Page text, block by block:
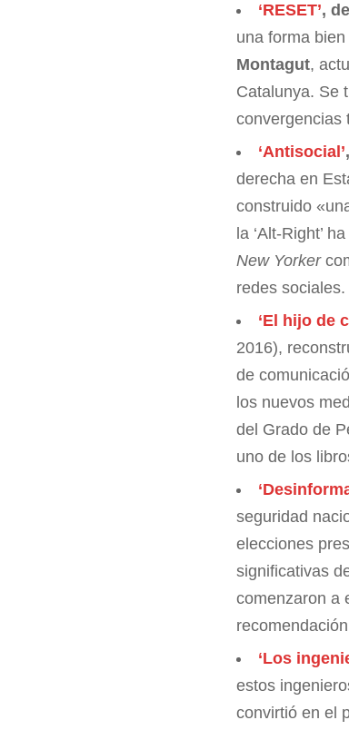
‘RESET’,
una forma
Montagut,
Catalunya. Se
convergencias
‘Antisocial’
derecha en
construido
la ‘Alt-Right’
New Yorker
redes sociales.
‘El hijo de
2016),
de
los nuevos
del Grado de
uno de los
seguridad
elecciones
significativas
comenzaron a
‘Los
estos
convirtió en el